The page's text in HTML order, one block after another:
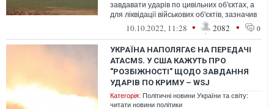
завдавати ударів по цивільних об'єктах, а
для ліквідації військових об'єктів, зазначив
Коваленко.
10.10.2022, 11:28 • 2082 • 0
УКРАЇНА НАПОЛЯГАЄ НА ПЕРЕДАЧІ
ATACMS. У США КАЖУТЬ ПРО
"РОЗБІЖНОСТІ" ЩОДО ЗАВДАННЯ
УДАРІВ ПО КРИМУ – WSJ
Категорія: Політичні новини України та світу:
читати новини політики